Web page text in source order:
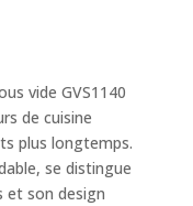
vide GVS1140
de cuisine
plus longtemps.
se distingue
et son design